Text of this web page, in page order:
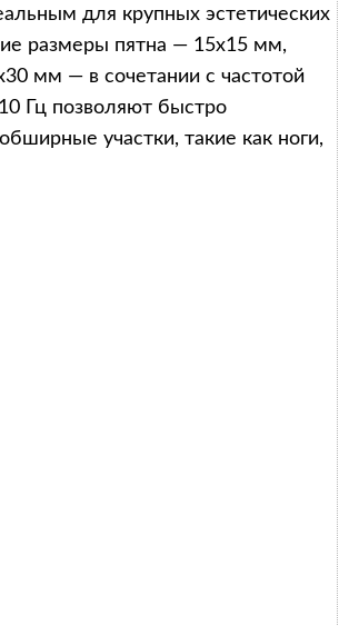
для крупных эстетических
размеры пятна — 15x15 мм,
мм — в сочетании с частотой
Гц позволяют быстро
участки, такие как ноги,